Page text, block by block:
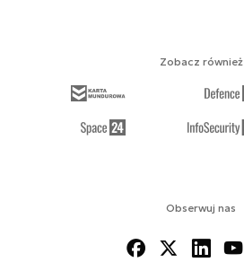
Obserwuj nas
Zobacz również